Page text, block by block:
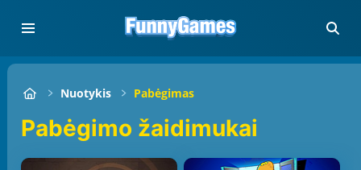
Nuotykis Pabėgimas
Pabėgimo žaidimukai